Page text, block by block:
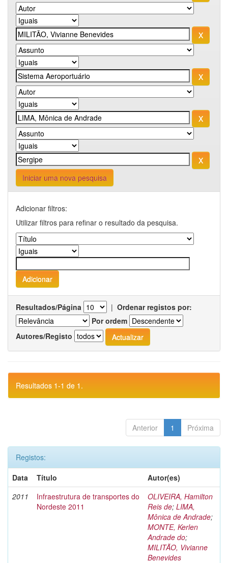
Iniciar uma nova pesquisa
Adicionar filtros:
Utilizar filtros para refinar o resultado da pesquisa.
Resultados/Página | Ordenar registos por:
Por ordem
Autores/Registo
Resultados 1-1 de 1.
Anterior 1 Próxima
Registos:
Data
Título
Autor(es)
2011
Infraestrutura de transportes do
Nordeste 2011
OLIVEIRA, Hamilton
Reis de; LIMA,
Mônica de Andrade;
MONTE, Kerlen
Andrade do;
MILITÃO, Vivianne
Benevides